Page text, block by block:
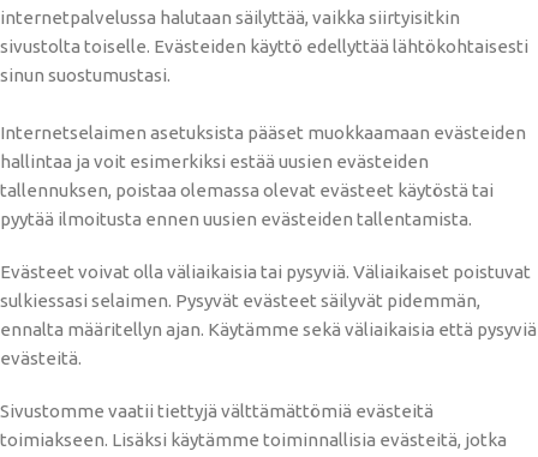
internetpalvelussa halutaan säilyttää, vaikka siirtyisitkin
sivustolta toiselle. Evästeiden käyttö edellyttää lähtökohtaisesti
sinun suostumustasi.
Internetselaimen asetuksista pääset muokkaamaan evästeiden
hallintaa ja voit esimerkiksi estää uusien evästeiden
tallennuksen, poistaa olemassa olevat evästeet käytöstä tai
pyytää ilmoitusta ennen uusien evästeiden tallentamista.
Evästeet voivat olla väliaikaisia tai pysyviä. Väliaikaiset poistuvat
sulkiessasi selaimen. Pysyvät evästeet säilyvät pidemmän,
ennalta määritellyn ajan. Käytämme sekä väliaikaisia että pysyviä
evästeitä.
Sivustomme vaatii tiettyjä välttämättömiä evästeitä
toimiakseen. Lisäksi käytämme toiminnallisia evästeitä, jotka